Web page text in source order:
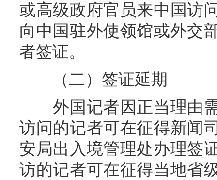
或高级政府官员来中国访
向中国驻外使领馆或外交
者签证。
（二）签证延期
外国记者因正当理由需
访问的记者可在征得新闻
安局出入境管理处办理签
访的记者可在征得当地省